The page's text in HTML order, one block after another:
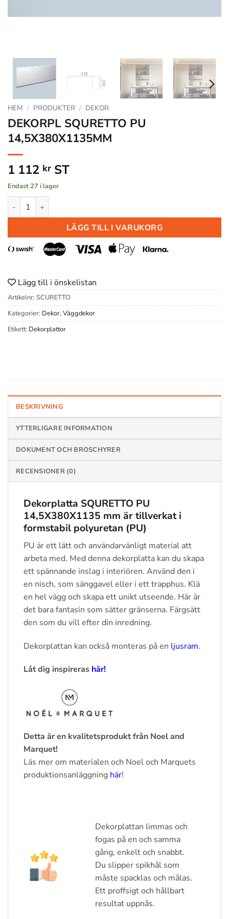
HEM / PRODUKTER / DEKOR
DEKORPL SQURETTO PU
14,5X380X1135MM
1 112 kr ST
Endast 27 i lager
DEKORPL SQURETTO PU 14,5X380X1135MM mängd
LÄGG TILL I VARUKORG
Lägg till i önskelistan
Artikelnr: SCURETTO
Kategorier: Dekor, Väggdekor
Etikett: Dekorplattor
BESKRIVNING
YTTERLIGARE INFORMATION
DOKUMENT OCH BROSCHYRER
RECENSIONER (0)
Dekorplatta SQURETTO PU
14,5X380X1135 mm är tillverkat i
formstabil polyuretan (PU)
PU är ett lätt och användarvänligt material att
arbeta med. Med denna dekorplatta kan du skapa
ett spännande inslag i interiören. Använd den i
en nisch, som sänggavel eller i ett trapphus. Klä
en hel vägg och skapa ett unikt utseende. Här är
det bara fantasin som sätter gränserna. Färgsätt
den som du vill efter din inredning.
Dekorplattan kan också monteras på en ljusram.
Låt dig inspireras här!
Detta är en kvalitetsprodukt från Noel and
Marquet!
Läs mer om materialen och Noel och Marquets
produktionsanläggning här!
Dekorplattan limmas och
fogas på en och samma
gång, enkelt och snabbt.
Du slipper spikhål som
måste spacklas och målas.
Ett proffsigt och hållbart
resultat uppnås.